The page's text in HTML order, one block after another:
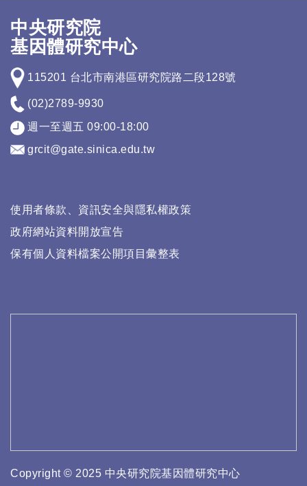
中央研究院
基因體研究中心
115201 台北市南港區研究院路二段128號
(02)2789-9930
週一至週五 09:00-18:00
grcit@gate.sinica.edu.tw
使用者條款、資訊安全與隱私權政策
政府網站資料開放宣告
保有個人資料檔案公開項目彙整表
Copyright © 2025 中央研究院基因體研究中心